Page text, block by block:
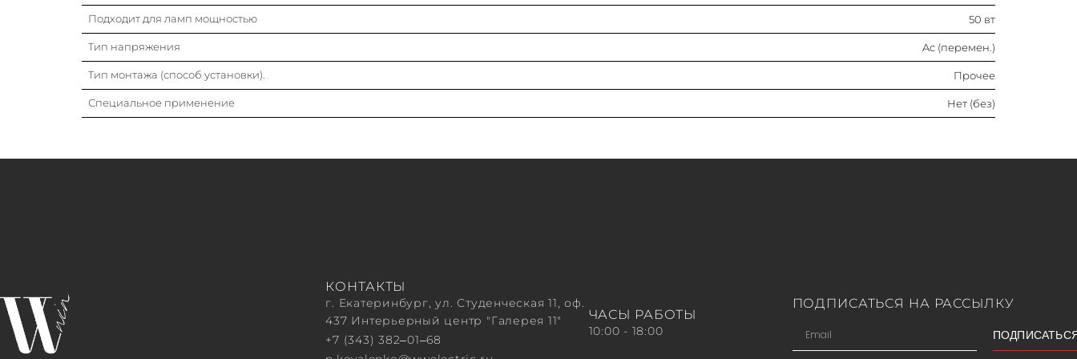
Подходит для ламп мощностью 50 вт
Тип напряжения Ac (перемен.)
Тип монтажа (способ установки). Прочее
Специальное применение Нет (без)
КОНТАКТЫ
г. Екатеринбург, ул. Студенческая 11, оф.
437 Интерьерный центр "Галерея 11"
+7 (343) 382‒01‒68
ЧАСЫ РАБОТЫ
10:00 - 18:00
ПОДПИСАТЬСЯ НА РАССЫЛКУ